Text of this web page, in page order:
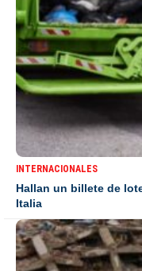
INTERNACIONALES
Hallan un billete de
Italia